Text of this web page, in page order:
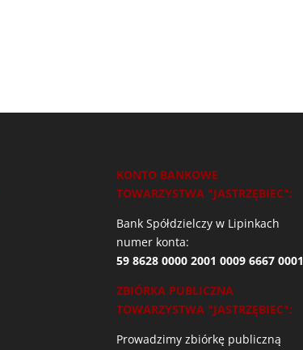
KONTO BANKOWE
TOWARZYSTWA "JASTRZĘBIEC":
Bank Spółdzielczy w Lipinkach
numer konta:
59 8628 0000 2001 0009 6667 0001
ZBIÓRKA PUBLICZNA
TOWARZYSTWA "JASTRZĘBIEC":
Prowadzimy zbiórkę publiczną